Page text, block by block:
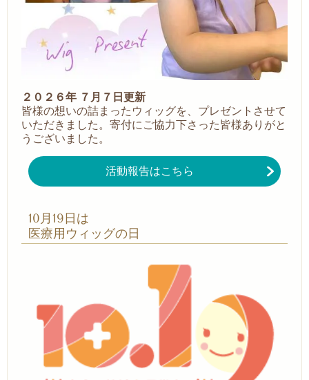
２０２６年 ７月７日更新
皆様の想いの詰まったウィッグを、プレゼントさせて
いただきました。 寄付にご協力下さった皆様ありがと
うございました。
活動報告はこちら
10月19日は
医療用ウィッグの日